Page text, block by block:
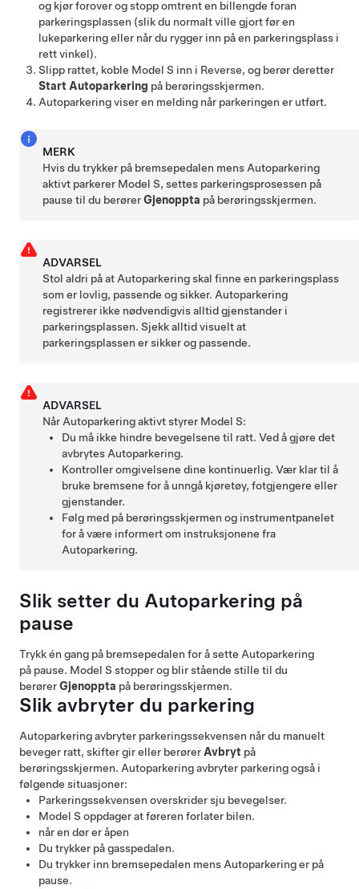
og kjør forover og stopp omtrent en billengde foran
parkeringsplassen (slik du normalt ville gjort før en
lukeparkering eller når du rygger inn på en parkeringsplass i
rett vinkel).
Slipp rattet, koble Model S inn i Reverse, og berør deretter
Start Autoparkering på berøringsskjermen.
Autoparkeringviser en melding når parkeringen er utført.
MERK
Hvis du trykker på bremsepedalen mens Autoparkering
aktivt parkerer Model S, settes parkeringsprosessen på
pause til du berørerGjenoppta på berøringsskjermen.
ADVARSEL
Stol aldri på at Autoparkeringskal finne en parkeringsplass
som er lovlig, passende og sikker. Autoparkering
registrerer ikke nødvendigvis alltid gjenstander i
parkeringsplassen. Sjekk alltid visuelt at
parkeringsplassen er sikker og passende.
ADVARSEL
Når Autoparkeringaktivt styrer Model S:
Du må ikke hindre bevegelsene til ratt. Ved å gjøre det
avbrytes Autoparkering.
Kontroller omgivelsene dine kontinuerlig. Vær klar til å
bruke bremsene for å unngå kjøretøy, fotgjengere eller
gjenstander.
Følg med på berøringsskjermen og instrumentpanelet
for å være informert om instruksjonene fra
Autoparkering.
Slik setter du Autoparkering på
pause
Trykk én gang på bremsepedalen for å sette Autoparkering
på pause. Model S stopper og blir stående stille til du
berørerGjenoppta på berøringsskjermen.
Slik avbryter du parkering
Autoparkeringavbryter parkeringssekvensen når du manuelt
beveger ratt, skifter gir eller berører Avbryt på
berøringsskjermen. Autoparkeringavbryter parkering også i
følgende situasjoner:
Parkeringssekvensen overskrider sju bevegelser.
Model S oppdager at føreren forlater bilen.
når en dør er åpen
Du trykker på gasspedalen.
Du trykker inn bremsepedalen mens Autoparkeringer på
pause.